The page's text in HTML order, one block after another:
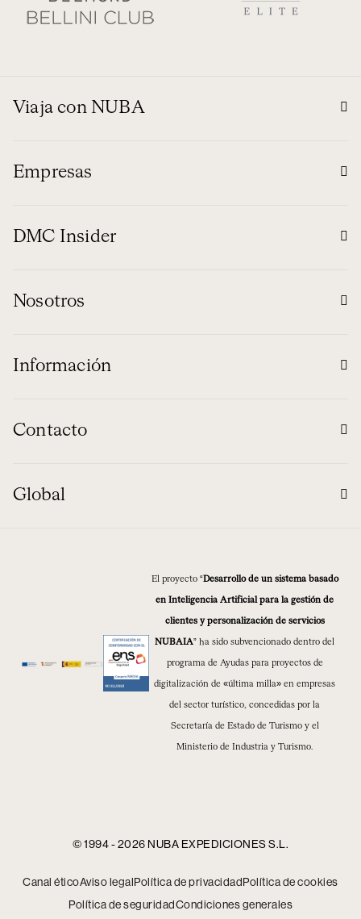
Viaja con NUBA
Empresas
DMC Insider
Nosotros
Información
Contacto
Global
El proyecto “Desarrollo de un sistema basado
en Inteligencia Artificial para la gestión de
clientes y personalización de servicios
NUBAIA” ha sido subvencionado dentro del
programa de Ayudas para proyectos de
digitalización de «última milla» en empresas
del sector turístico, concedidas por la
Secretaría de Estado de Turismo y el
Ministerio de Industria y Turismo.
© 1994 - 2026 NUBA EXPEDICIONES S.L.
Canal éticoAviso legal Política de privacidad Política de cookies
Política de seguridad Condiciones generales